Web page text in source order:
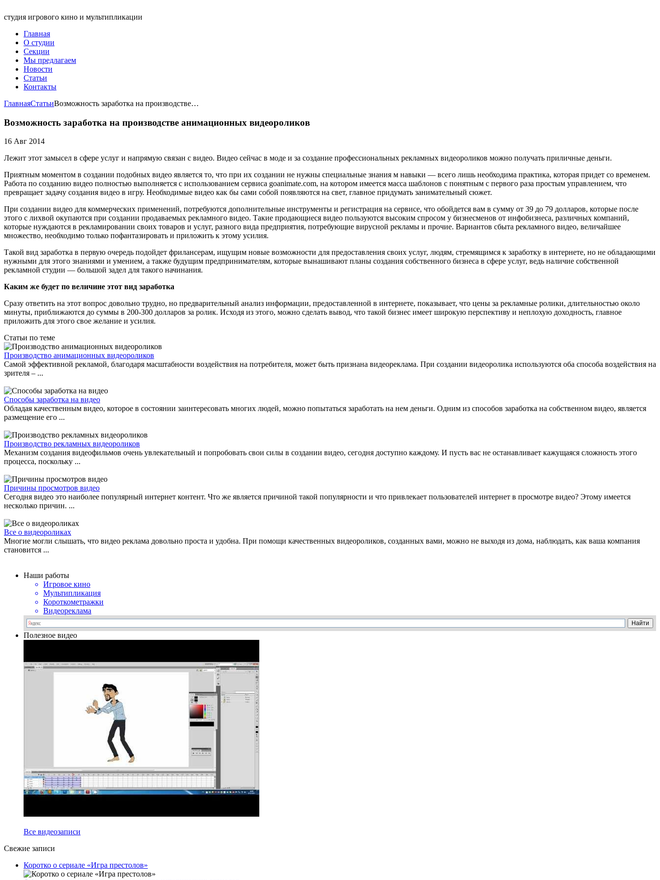
студия игрового кино и мультипликации
Главная
О студии
Секции
Мы предлагаем
Новости
Статьи
Контакты
ГлавнаяСтатьиВозможность заработка на производстве…
Возможность заработка на производстве анимационных видеороликов
16 Авг 2014
Лежит этот замысел в сфере услуг и напрямую связан с видео. Видео сейчас в моде и за создание профессиональных рекламных видеороликов можно получать приличные деньги.
Приятным моментом в создании подобных видео является то, что при их создании не нужны специальные знания м навыки — всего лишь необходима практика, которая придет со временем.
Работа по созданию видео полностью выполняется с использованием сервиса goanimate.com, на котором имеется масса шаблонов с понятным с первого раза простым управлением, что
превращает задачу создания видео в игру. Необходимые видео как бы сами собой появляются на свет, главное придумать занимательный сюжет.
При создании видео для коммерческих применений, потребуются дополнительные инструменты и регистрация на сервисе, что обойдется вам в сумму от 39 до 79 долларов, которые после
этого с лихвой окупаются при создании продаваемых рекламного видео. Такие продающиеся видео пользуются высоким спросом у бизнесменов от инфобизнеса, различных компаний,
которые нуждаются в рекламировании своих товаров и услуг, разного вида предприятия, потребующие вирусной рекламы и прочие. Вариантов сбыта рекламного видео, величайшее
множество, необходимо только пофантазировать и приложить к этому усилия.
Такой вид заработка в первую очередь подойдет фрилансерам, ищущим новые возможности для предоставления своих услуг, людям, стремящимся к заработку в интернете, но не обладающими
нужными для этого знаниями и умением, а также будущим предпринимателям, которые вынашивают планы создания собственного бизнеса в сфере услуг, ведь наличие собственной
рекламной студии — большой задел для такого начинания.
Каким же будет по величине этот вид заработка
Сразу ответить на этот вопрос довольно трудно, но предварительный анализ информации, предоставленной в интернете, показывает, что цены за рекламные ролики, длительностью около
минуты, приближаются до суммы в 200-300 долларов за ролик. Исходя из этого, можно сделать вывод, что такой бизнес имеет широкую перспективу и неплохую доходность, главное
приложить для этого свое желание и усилия.
Статьи по теме
Производство анимационных видеороликов
Самой эффективной рекламой, благодаря масштабности воздействия на потребителя, может быть признана видеореклама. При создании видеоролика используются оба способа воздействия на
зрителя – ...
Способы заработка на видео
Обладая качественным видео, которое в состоянии заинтересовать многих людей, можно попытаться заработать на нем деньги. Одним из способов заработка на собственном видео, является
размещение его ...
Производство рекламных видеороликов
Механизм создания видеофильмов очень увлекательный и попробовать свои силы в создании видео, сегодня доступно каждому. И пусть вас не останавливает кажущаяся сложность этого
процесса, поскольку ...
Причины просмотров видео
Сегодня видео это наиболее популярный интернет контент. Что же является причиной такой популярности и что привлекает пользователей интернет в просмотре видео? Этому имеется
несколько причин. ...
Все о видеороликах
Многие могли слышать, что видео реклама довольно проста и удобна. При помощи качественных видеороликов, созданных вами, можно не выходя из дома, наблюдать, как ваша компания
становится ...
Наши работы
Игровое кино
Мультипликация
Короткометражки
Видеореклама
Полезное видео
Все видеозаписи
Свежие записи
Коротко о сериале «Игра престолов»